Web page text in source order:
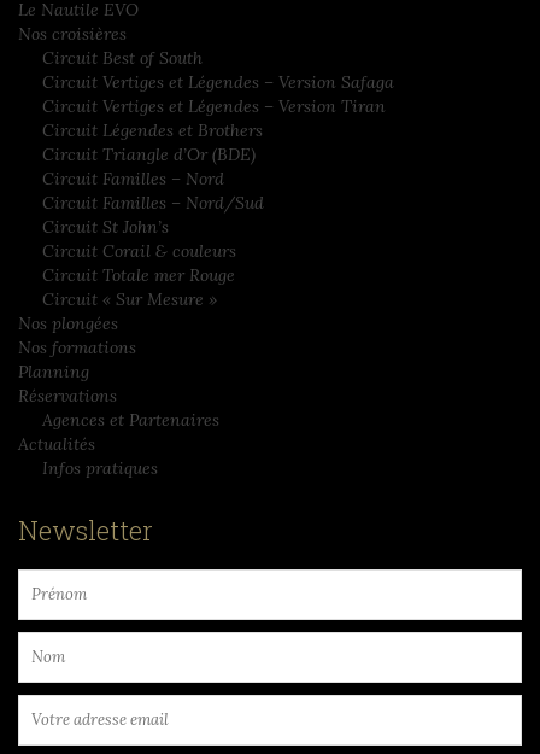
Home
Notre équipe
Le Nautile EVO
Nos croisières
Circuit Best of South
Circuit Vertiges et Légendes – Version Safaga
Circuit Vertiges et Légendes – Version Tiran
Circuit Légendes et Brothers
Circuit Triangle d’Or (BDE)
Circuit Familles – Nord
Circuit Familles – Nord/Sud
Circuit St John’s
Circuit Corail & couleurs
Circuit Totale mer Rouge
Circuit « Sur Mesure »
Nos plongées
Nos formations
Planning
Réservations
Agences et Partenaires
Infos pratiques
Newsletter